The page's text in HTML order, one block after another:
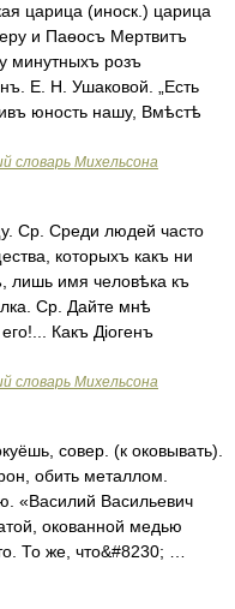
царица (иноск.) царица
и Паѳосъ Мертвитъ
минутныхъ розъ
Е. Н. Ушаковой. „Есть
юность нашу, Вмѣстѣ
словарь Михельсона
Ср. Среди людей часто
которыхъ какъ ни
лишь имя человѣка къ
Ср. Дайте мнѣ
Какъ Діогенъ
словарь Михельсона
совер. (к оковывать).
обить металлом.
«Василий Васильевич
окованной медью
То же, что&#8230; …